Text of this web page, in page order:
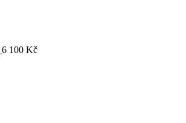
6 100 Kč